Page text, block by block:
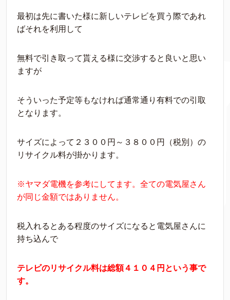
最初は先に書いた様に新しいテレビを買う際であれ
ばそれを利用して
無料で引き取って貰える様に交渉すると良いと思い
ますが
そういった予定等もなければ通常通り有料での引取
となります。
サイズによって２３００円～３８００円（税別）の
リサイクル料が掛かります。
※ヤマダ電機を参考にしてます。全ての電気屋さん
が同じ金額ではありません。
税入れるとある程度のサイズになると電気屋さんに
持ち込んで
テレビのリサイクル料は総額４１０４円という事で
す。